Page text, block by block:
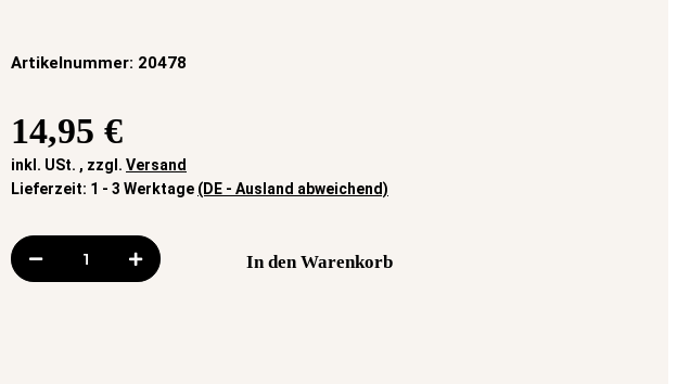
Artikelnummer: 20478
14,95 €
inkl. USt. , zzgl. Versand
Lieferzeit: 1 - 3 Werktage (DE - Ausland abweichend)
In den Warenkorb